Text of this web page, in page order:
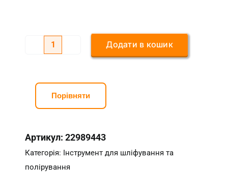
Універсальний
(тип
2)
Додати в кошик
Порівняти
Артикул:22989443
Категорія: Інструмент для шліфування та
полірування